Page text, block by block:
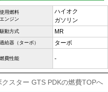
使用燃料
エンジン
ハイオク
ガソリン
駆動方式 MR
過給器（ターボ） ターボ
燃費性能 -
スター GTS PDKの燃費TOPへ